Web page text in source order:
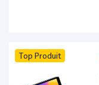
Top Produit